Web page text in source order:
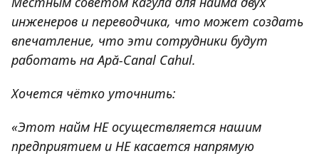
инженеров и переводчика, что может создать
впечатление, что эти сотрудники будут
работать на Apă-Canal Cahul.
Хочется чётко уточнить:
«Этот найм НЕ осуществляется нашим
предприятием и НЕ касается напрямую